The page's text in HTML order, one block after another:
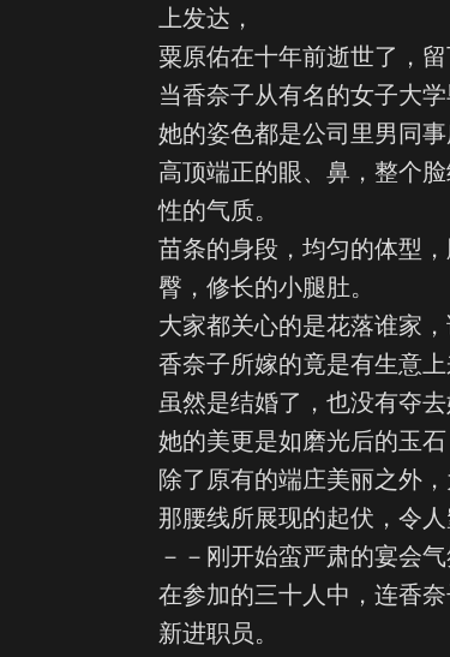
上发达，
粟原佑在十年前逝世了，
当香奈子从有名的女子大
她的姿色都是公司里男同事
高顶端正的眼、鼻，整个
性的气质。
苗条的身段，均匀的体型
臀，修长的小腿肚。
大家都关心的是花落谁家
香奈子所嫁的竟是有生意上
虽然是结婚了，也没有夺
她的美更是如磨光后的玉石
除了原有的端庄美丽之外
那腰线所展现的起伏，令人
－－刚开始蛮严肃的宴会
在参加的三十人中，连香
新进职员。